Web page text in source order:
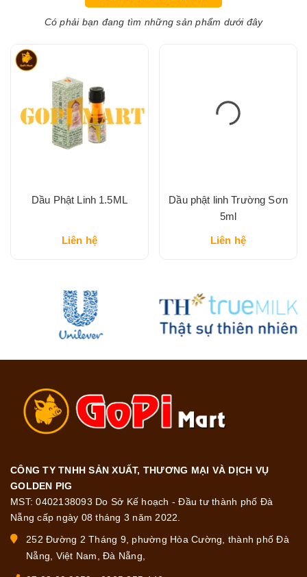
Có phải bạn đang tìm những sản phẩm dưới đây
Dầu Phật Linh 1.5ML
Liên hệ
Dầu phật linh Trường Sơn
5ml
Liên hệ
CÔNG TY TNHH SẢN XUẤT, THƯƠNG MẠI VÀ DỊCH VỤ
GOLDEN PIG
MST: 0402138093 Do Sở Kế hoạch - Đầu tư thành phố Đà
Nẵng cấp ngày 08 tháng 3 năm 2022.
252 Đường 2 Tháng 9, phường Hòa Cường, thành phố Đà
Nẵng, Việt Nam, Đà Nẵng,